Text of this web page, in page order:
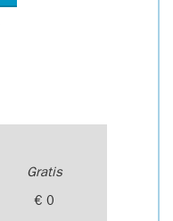
Gratis
€ 0